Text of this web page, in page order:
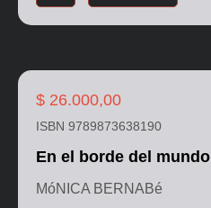
$ 26.000,00
ISBN 9789873638190
En el borde del mundo
MóNICA BERNABé